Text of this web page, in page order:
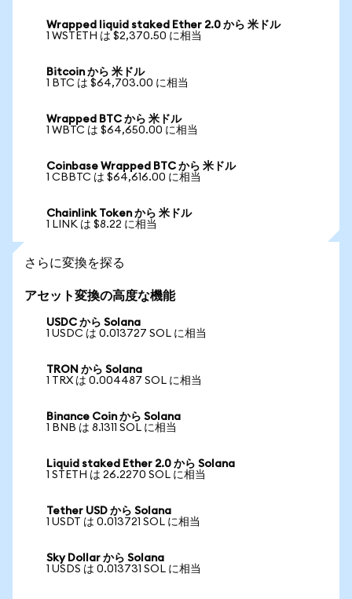
Wrapped liquid staked Ether 2.0 から 米ドル
1 WSTETH は $2,370.50 に相当
Bitcoin から 米ドル
1 BTC は $64,703.00 に相当
Wrapped BTC から 米ドル
1 WBTC は $64,650.00 に相当
Coinbase Wrapped BTC から 米ドル
1 CBBTC は $64,616.00 に相当
Chainlink Token から 米ドル
1 LINK は $8.22 に相当
さらに変換を探る
アセット変換の高度な機能
USDC から Solana
1 USDC は 0.013727 SOL に相当
TRON から Solana
1 TRX は 0.004487 SOL に相当
Binance Coin から Solana
1 BNB は 8.1311 SOL に相当
Liquid staked Ether 2.0 から Solana
1 STETH は 26.2270 SOL に相当
Tether USD から Solana
1 USDT は 0.013721 SOL に相当
Sky Dollar から Solana
1 USDS は 0.013731 SOL に相当